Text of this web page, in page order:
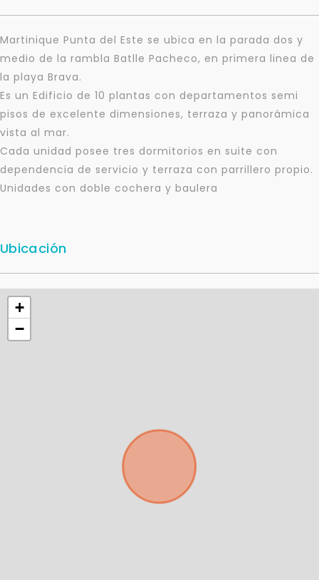
Martinique Punta del Este se ubica en la parada dos y
medio de la rambla Batlle Pacheco, en primera linea de
la playa Brava.
Es un Edificio de 10 plantas con departamentos semi
pisos de excelente dimensiones, terraza y panorámica
vista al mar.
Cada unidad posee tres dormitorios en suite con
dependencia de servicio y terraza con parrillero propio.
Unidades con doble cochera y baulera
Ubicación
+
−
mejor y más rápido
Déjanos tus datos para identificar tu consulta en el
sistema de gestión de clientes.